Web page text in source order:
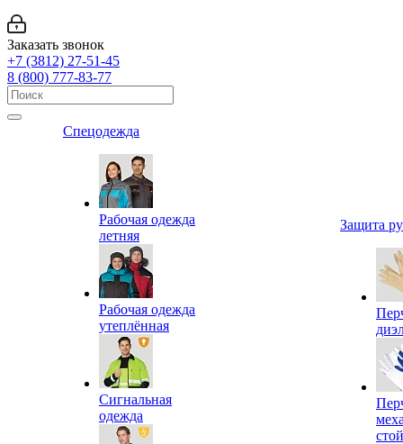
Заказать звонок
+7 (3812) 27-51-45
8 (800) 777-83-77
Спецодежда
Рабочая одежда
летняя
Рабочая одежда
утеплённая
Сигнальная
одежда
Защита